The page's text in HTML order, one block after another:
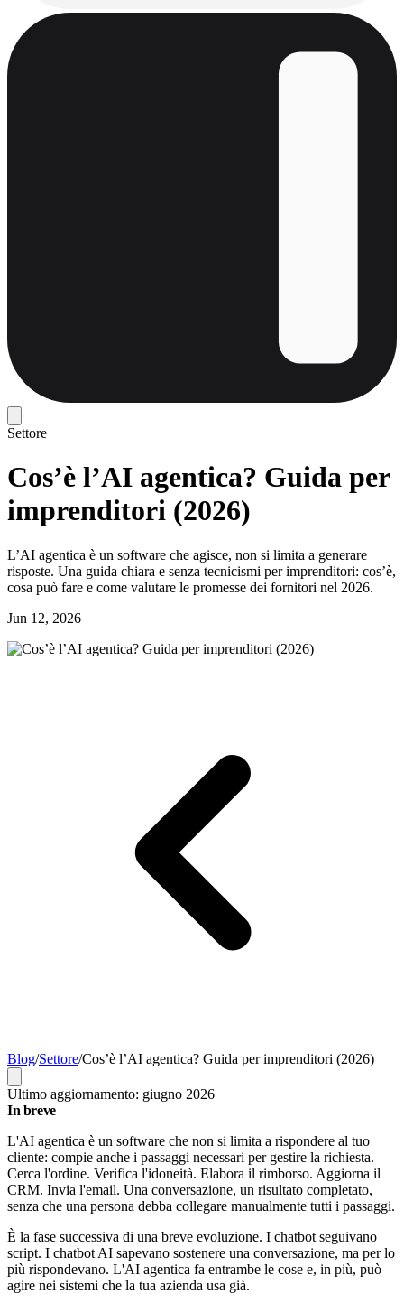
Settore
Cos’è l’AI agentica? Guida per
imprenditori (2026)
L’AI agentica è un software che agisce, non si limita a generare
risposte. Una guida chiara e senza tecnicismi per imprenditori: cos’è,
cosa può fare e come valutare le promesse dei fornitori nel 2026.
Jun 12, 2026
Blog/Settore/Cos’è l’AI agentica? Guida per imprenditori (2026)
Ultimo aggiornamento: giugno 2026
In breve
L'AI agentica è un software che non si limita a rispondere al tuo
cliente: compie anche i passaggi necessari per gestire la richiesta.
Cerca l'ordine. Verifica l'idoneità. Elabora il rimborso. Aggiorna il
CRM. Invia l'email. Una conversazione, un risultato completato,
senza che una persona debba collegare manualmente tutti i passaggi.
È la fase successiva di una breve evoluzione. I chatbot seguivano
script. I chatbot AI sapevano sostenere una conversazione, ma per lo
più rispondevano. L'AI agentica fa entrambe le cose e, in più, può
agire nei sistemi che la tua azienda usa già.